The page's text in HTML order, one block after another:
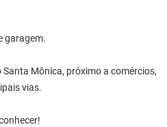
garagem.
Mônica, próximo a comércios,
vias.